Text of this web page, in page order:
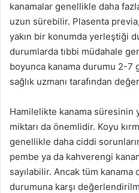
kanamalar genellikle daha
uzun sürebilir. Plasenta
yakın bir konumda yerleştiği
durumlarda tıbbi müdahale
boyunca kanama durumu 2-7
sağlık uzmanı tarafından
Hamilelikte kanama süresinin
miktarı da önemlidir. Koyu
genellikle daha ciddi
pembe ya da kahverengi
sayılabilir. Ancak tüm kanama
durumuna karşı